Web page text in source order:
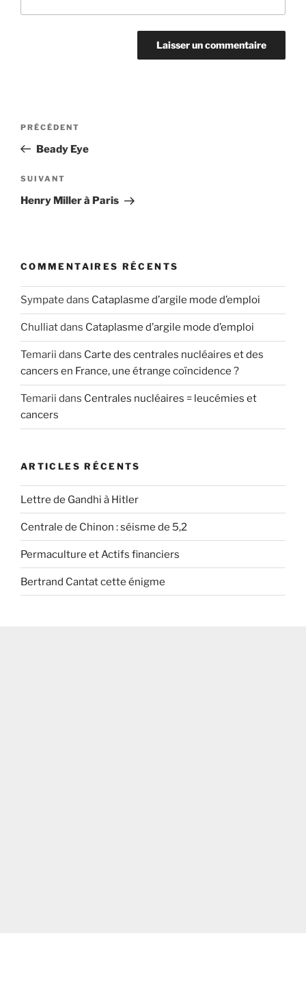
Navigation
l’article
Article
précédent
PRÉCÉDENT
Beady Eye
Article
suivant
SUIVANT
Henry Miller à Paris
COMMENTAIRES RÉCENTS
Sympate dans Cataplasme d’argile mode d’emploi
Chulliatdans Cataplasme d’argile mode d’emploi
Temarii dans Carte des centrales nucléaires et des
cancers en France, une étrange coïncidence ?
Temarii dans Centrales nucléaires = leucémies et
cancers
ARTICLES RÉCENTS
Lettre de Gandhi à Hitler
Centrale de Chinon : séisme de 5,2
Permaculture et Actifs financiers
Bertrand Cantat cette énigme